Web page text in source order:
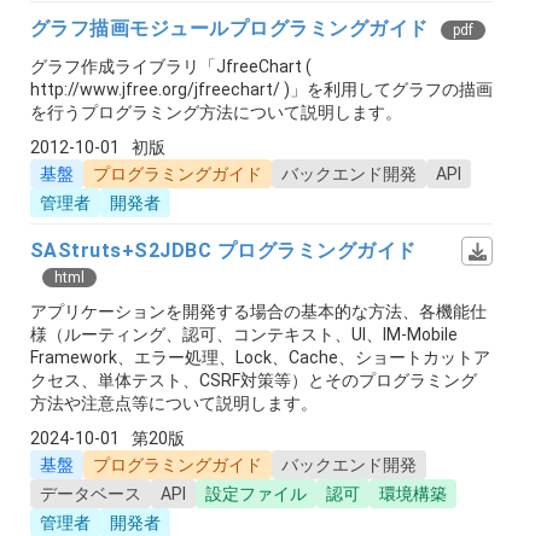
グラフ描画モジュールプログラミングガイド pdf
グラフ作成ライブラリ「JfreeChart (
http://www.jfree.org/jfreechart/ )」を利用してグラフの描画
を行うプログラミング方法について説明します。
2012-10-01
初版
基盤
プログラミングガイド バックエンド開発
API
管理者
開発者
SAStruts+S2JDBC プログラミングガイド
html
アプリケーションを開発する場合の基本的な方法、各機能仕
様（ルーティング、認可、コンテキスト、UI、IM-Mobile
Framework、エラー処理、Lock、Cache、ショートカットア
クセス、単体テスト、CSRF対策等）とそのプログラミング
方法や注意点等について説明します。
2024-10-01
第20版
基盤
プログラミングガイド
バックエンド開発
データベース
API 設定ファイル 認可
環境構築
管理者
開発者